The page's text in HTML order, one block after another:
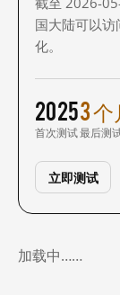
国大陆可以
化。
2025
首次测试
3
最后测
立即测试
加载中……